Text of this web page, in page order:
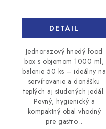
DETAIL
Jednorazový hnedý food
box s objemom 1000 ml,
balenie 50 ks – ideálny na
servírovanie a donášku
teplých aj studených jedál.
Pevný, hygienický a
kompaktný obal vhodný
pre gastro...